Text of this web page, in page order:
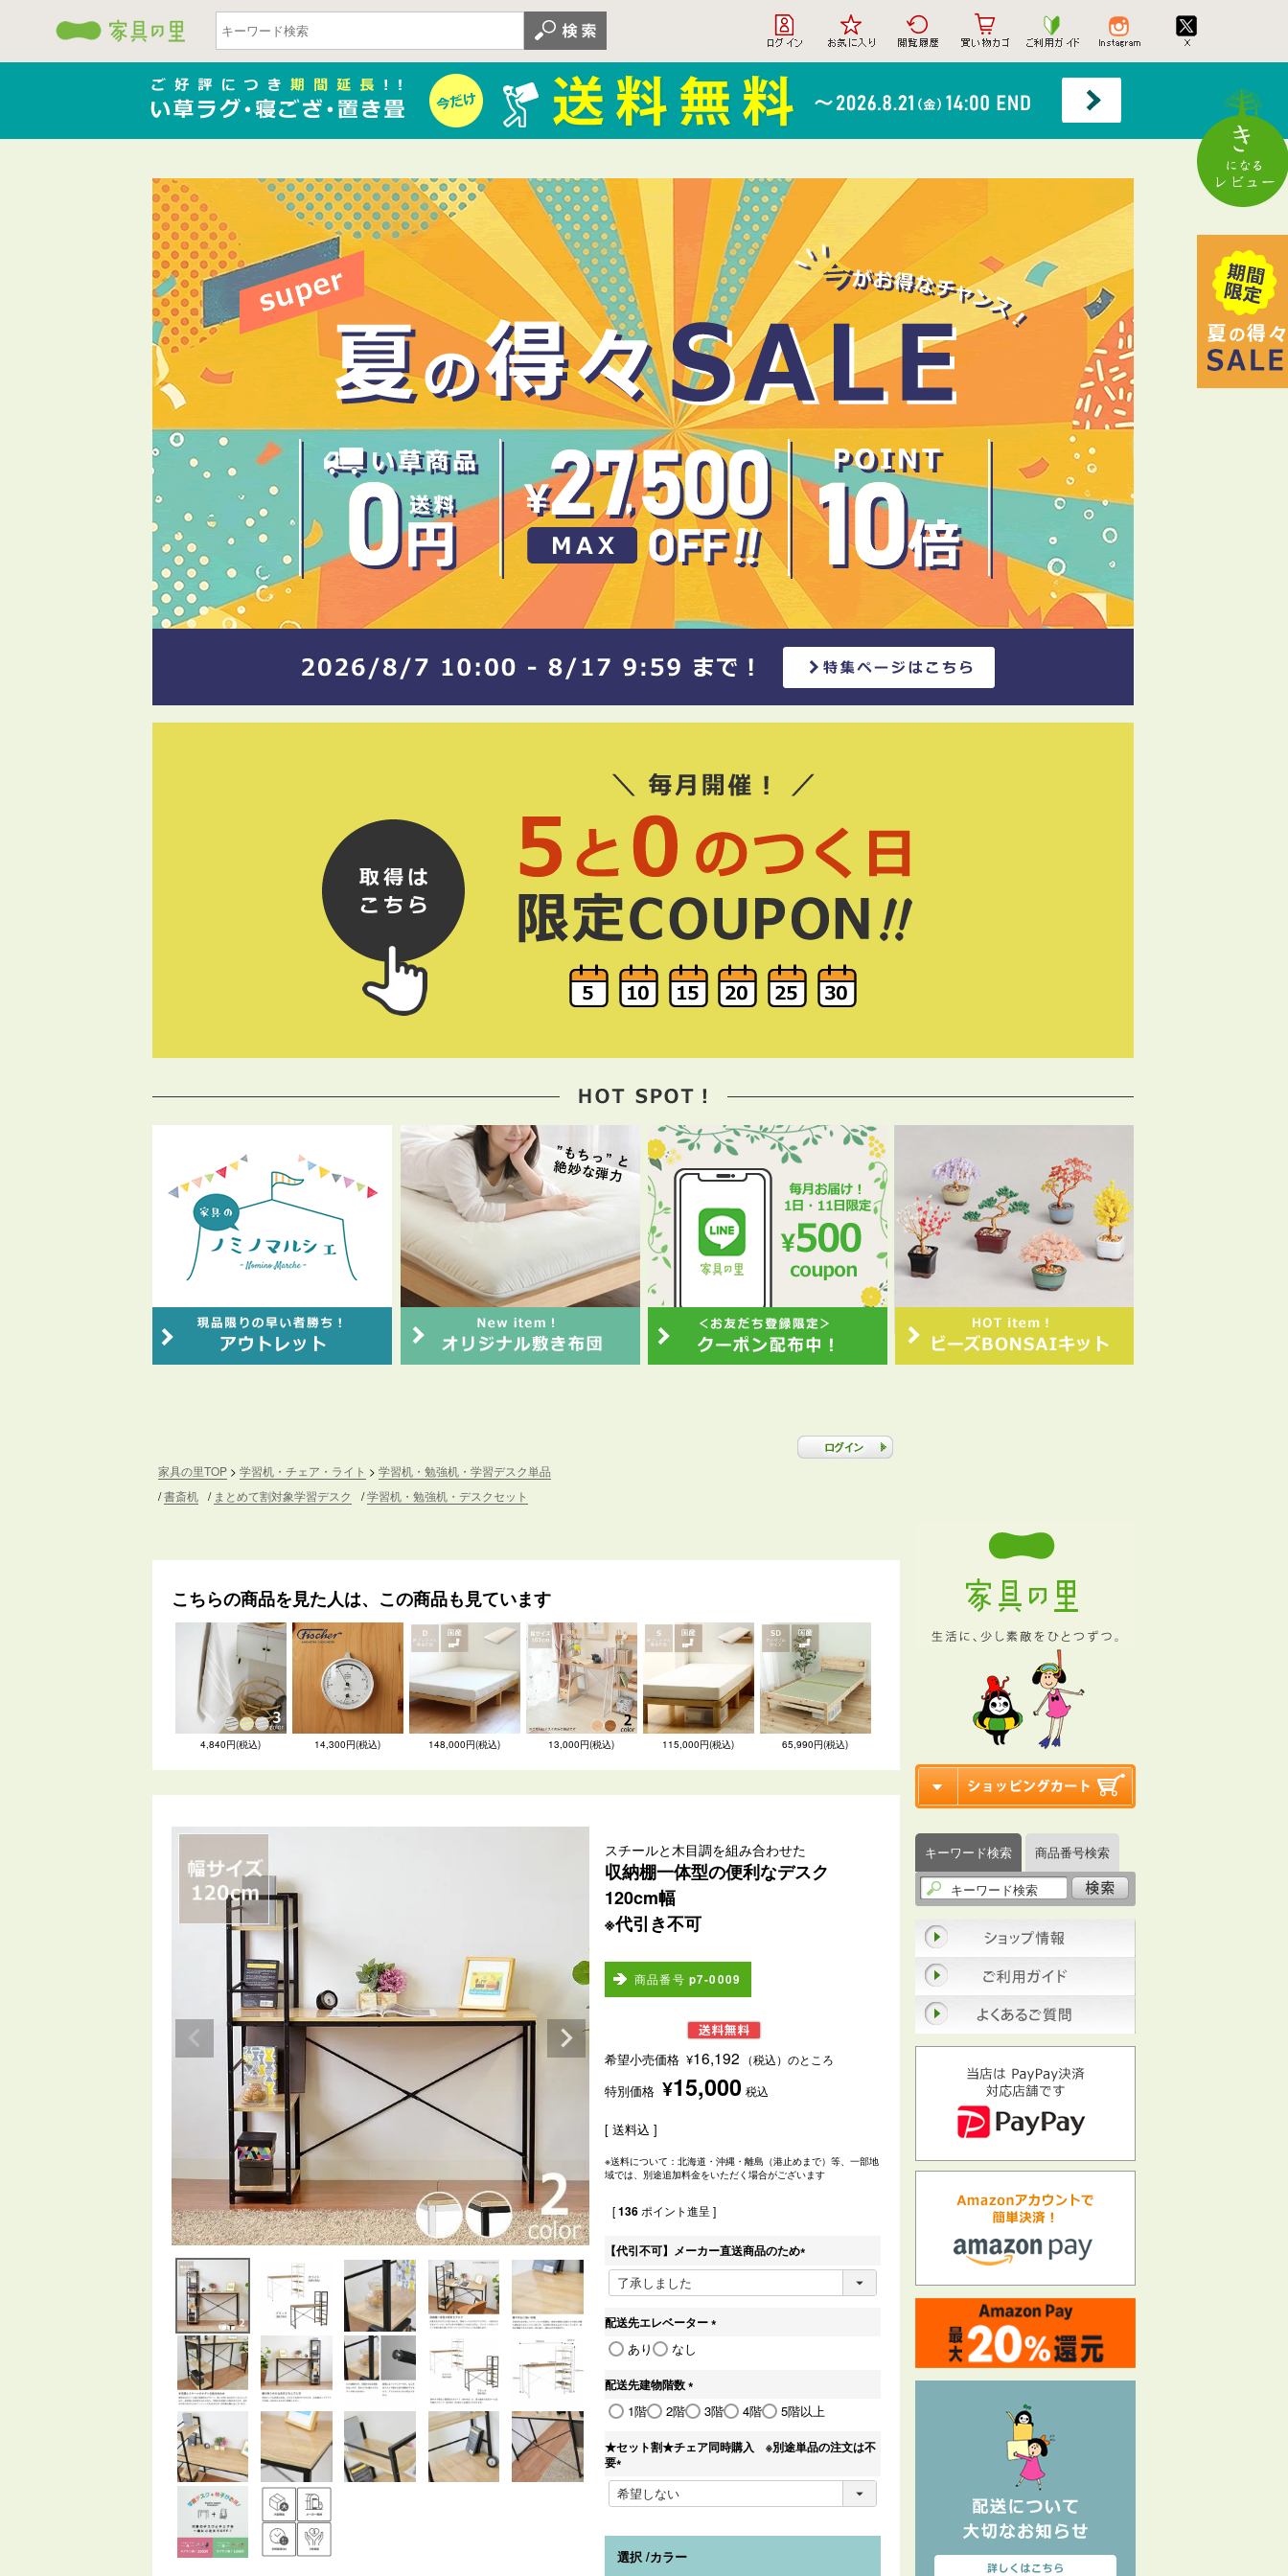
家具の里TOP 学習机・チェア・ライト
学習机・勉強机・学習デスク単品
書斎机
まとめて割対象学習デスク 学習机・勉強机・デスクセット
こちらの商品を見た人は、この商品も見ています
4,840円(税込) 14,300円(税込) 148,000円(税込) 13,000円(税込) 115,000円(税込) 65,990円(税込)
スチールと木目調を組み合わせた
収納棚一体型の便利なデスク
120cm幅
※代引き不可
商品番号 p7-0009
希望小売価格 ¥16,192 （税込）のところ
特別価格 ¥15,000 税込
送料込
※送料について：北海道・沖縄・離島（港止めまで）等、一部地
域では、別途追加料金をいただく場合がございます
[136 ポイント進呈 ]
【代引不可】メーカー直送商品のため
(
須
配送先エレベーター
あり なし
配送先建物階数
(
必
)
1階 2階 3階 4階 5階以上
★セット割★チェア同時購入 ※別途単品の注文は不
要
(
必
須
選択 カラー
キーワード検索 商品番号検索